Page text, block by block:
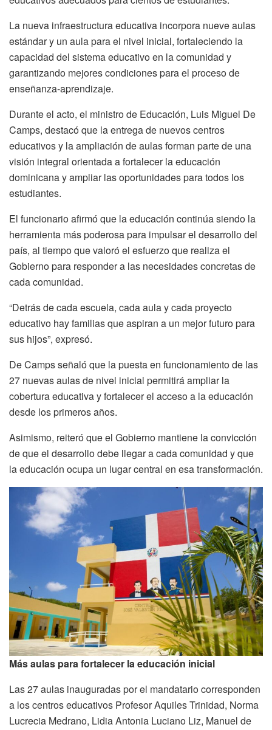
La nueva infraestructura educativa incorpora nueve aulas
estándar y un aula para el nivel inicial, fortaleciendo la
capacidad del sistema educativo en la comunidad y
garantizando mejores condiciones para el proceso de
enseñanza-aprendizaje.
Durante el acto, el ministro de Educación, Luis Miguel De
Camps, destacó que la entrega de nuevos centros
educativos y la ampliación de aulas forman parte de una
visión integral orientada a fortalecer la educación
dominicana y ampliar las oportunidades para todos los
estudiantes.
El funcionario afirmó que la educación continúa siendo la
herramienta más poderosa para impulsar el desarrollo del
país, al tiempo que valoró el esfuerzo que realiza el
Gobierno para responder a las necesidades concretas de
cada comunidad.
“Detrás de cada escuela, cada aula y cada proyecto
educativo hay familias que aspiran a un mejor futuro para
sus hijos”, expresó.
De Camps señaló que la puesta en funcionamiento de las
27 nuevas aulas de nivel inicial permitirá ampliar la
cobertura educativa y fortalecer el acceso a la educación
desde los primeros años.
Asimismo, reiteró que el Gobierno mantiene la convicción
de que el desarrollo debe llegar a cada comunidad y que
la educación ocupa un lugar central en esa transformación.
Más aulas para fortalecer la educación inicial
Las 27 aulas inauguradas por el mandatario corresponden
a los centros educativos Profesor Aquiles Trinidad, Norma
Lucrecia Medrano, Lidia Antonia Luciano Liz, Manuel de